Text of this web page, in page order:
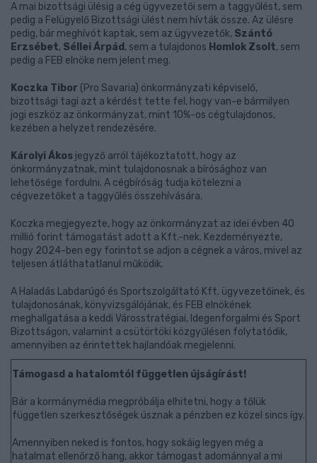
A mai bizottsági ülésig a cég ügyvezetői sem a taggyűlést, sem
pedig a Felügyelő Bizottsági ülést nem hívták össze. Az ülésre
pedig, bár meghívót kaptak, sem az ügyvezetők, Szántó
Erzsébet, Séllei Árpád , sem a tulajdonos Homlok Zsolt, sem
pedig a FEB elnöke nem jelent meg.
Koczka Tibor (Pro Savaria) önkormányzati képviselő,
bizottsági tagi azt a kérdést tette fel, hogy van-e bármilyen
jogi eszköz az önkormányzat, mint 10%-os cégtulajdonos,
kezében a helyzet rendezésére.
Károlyi Ákos jegyző arról tájékoztatott, hogy az
önkormányzatnak, mint tulajdonosnak a bírósághoz van
lehetősége fordulni. A cégbíróság tudja kötelezni a
cégvezetőket a taggyűlés összehívására.
Koczka megjegyezte, hogy az önkormányzat az idei évben 40
millió forint támogatást adott a Kft.-nek. Kezdeményezte,
hogy 2024-ben egy forintot se adjon a cégnek a város, mivel az
teljesen átláthatatlanul működik.
A Haladás Labdarúgó és Sportszolgáltató Kft. ügyvezetőinek, és
tulajdonosának, könyvizsgálójának, és FEB elnökének
meghallgatása a keddi Városstratégiai, Idegenforgalmi és Sport
Bizottságon, valamint a csütörtöki közgyűlésen folytatódik,
amennyiben az érintettek hajlandóak megjelenni.
Támogasd a hatalomtól független újságírást!
Bár a kormánymédia megpróbálja elhitetni, hogy a tőlük
független szerkesztőségek úsznak a pénzben ez közel sincs így.
Amennyiben neked is fontos, hogy sokáig legyen még a
hatalmat ellenőrző hang, akkor támogast adománnyal a mi